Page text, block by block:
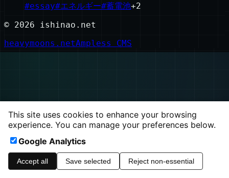
#essay#エネルギー#蓄電池+2
© 2026
ishinao.net
heavymoons.netAmpless CMS
This site uses cookies to enhance your browsing
experience. You can manage your preferences below.
Google Analytics
Accept all Save selected Reject non-essential